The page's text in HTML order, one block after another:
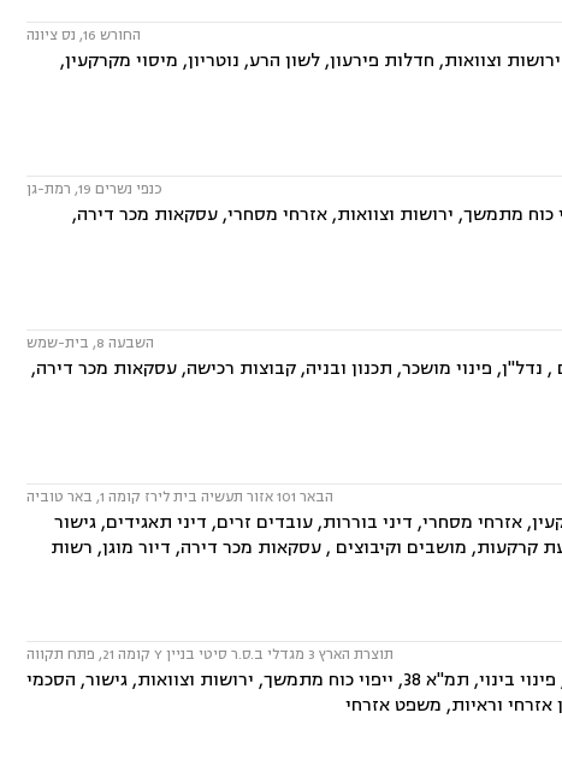
החורש 16, נס ציונה
וצוואות, חדלות פירעון, לשון הרע, נוטריון, מיסוי מקרקעין,
כנפי נשרים 19, רמת-גן
מתמשך, ירושות וצוואות, אזרחי מסחרי, עסקאות מכר דירה,
השבעה 8, בית-שמש
פינוי בינוי, תמ"א 38, מושבים וקיבוצים , נדל"ן, פינוי מושכר, תכנון ובניה, קבוצות רכישה, עסקאות מכר דירה,
הבאר 101 אזור תעשיה בית לירז קומה 1, באר טוביה
אזרחי מסחרי, דיני בוררות, עובדים זרים, דיני תאגידים, גישור
במושבים, הפקעת קרקעות, מושבים וקיבוצים , עסקאות מכר דירה, דיור מוגן, רשות
תוצרת הארץ 3 מגדלי ב.ס.ר סיטי בניין Y קומה 21, פתח תקווה
המשרד עוסק בתחומים: דיני מקרקעין, נדל"ן, ליקויי בניה, עסקאות מכר דירה, פינוי בינוי, תמ"א 38, ייפוי כוח מתמשך, ירושות וצוואות, גישור, הסכמי
אזרחי וראיות, משפט אזרחי